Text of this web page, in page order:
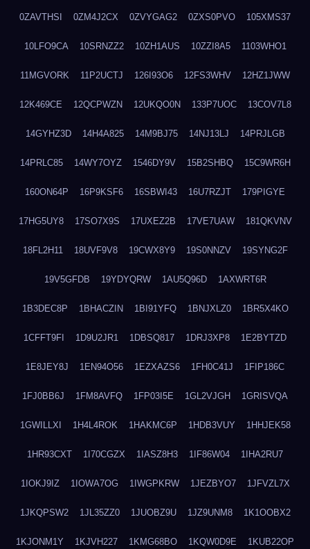
0ZAVTHSI 0ZM4J2CX 0ZVYGAG2 0ZXS0PVO 105XMS37
10LFO9CA 10SRNZZ2 10ZH1AUS 10ZZI8A5 1103WHO1
11MGVORK 11P2UCTJ 126I93O6 12FS3WHV 12HZ1JWW
12K469CE 12QCPWZN 12UKQO0N 133P7UOC 13COV7L8
14GYHZ3D 14H4A825 14M9BJ75 14NJ13LJ 14PRJLGB
14PRLC85 14WY7OYZ 1546DY9V 15B2SHBQ 15C9WR6H
160ON64P 16P9KSF6 16SBWI43 16U7RZJT 179PIGYE
17HG5UY8 17SO7X9S 17UXEZ2B 17VE7UAW 181QKVNV
18FL2H11 18UVF9V8 19CWX8Y9 19S0NNZV 19SYNG2F
19V5GFDB 19YDYQRW 1AU5Q96D 1AXWRT6R
1B3DEC8P 1BHACZIN 1BI91YFQ 1BNJXLZ0 1BR5X4KO
1CFFT9FI 1D9U2JR1 1DBSQ817 1DRJ3XP8 1E2BYTZD
1E8JEY8J 1EN94O56 1EZXAZS6 1FH0C41J 1FIP186C
1FJ0BB6J 1FM8AVFQ 1FP03I5E 1GL2VJGH 1GRISVQA
1GWILLXI 1H4L4ROK 1HAKMC6P 1HDB3VUY 1HHJEK58
1HR93CXT 1I70CGZX 1IASZ8H3 1IF86W04 1IHA2RU7
1IOKJ9IZ 1IOWA7OG 1IWGPKRW 1JEZBYO7 1JFVZL7X
1JKQPSW2 1JL35ZZ0 1JUOBZ9U 1JZ9UNM8 1K1OOBX2
1KJONM1Y 1KJVH227 1KMG68BO 1KQW0D9E 1KUB22OP